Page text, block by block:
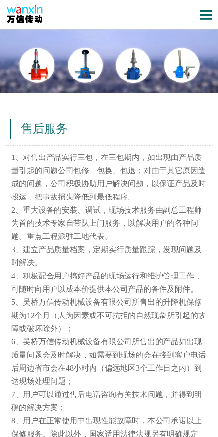

售后服务
1、对售出产品实行三包，在三包期内，如出现由产品质
量引起的问题公司包修、包换、包退；对由于其它原因造
成的问题，公司积极协助用户解决问题，以保证产品及时
投运，把事故损失降低到最低程序。
2、重大设备的安装、调试，现场技术服务由副总工程师
为首的技术专家自带队上门服务，以解决用户的各种问
题。重点工程派驻工地代表。
3、建立产品质量档案，定期实行质量跟踪，发现问题及
时解决。
4、积极配合用户搞好产品的现场运行和维护管理工作，
可随时向用户以成本价提供本公司产品的备件及附件。
5、吴桥万信传动机械设备有限公司所售出的升降机保修
期为12个月（人为因素或不可抗拒的自然现象所引起的故
障或破坏除外）；
6、吴桥万信传动机械设备有限公司所售出的产品如出现
质量问题会及时解决，如需要到现场的会在接到客户电话
后周边省市会在48小时内（偏远地区3个工作日之内）到
达现场处理问题；
7、用户可以通过售后电话咨询有关技术问题，并得到明
确的解决方案；
8、用户在正常使用中出现性能故障时，本公司承诺以上
保修服务。除此以外，国家适用法律法规另有明确规定